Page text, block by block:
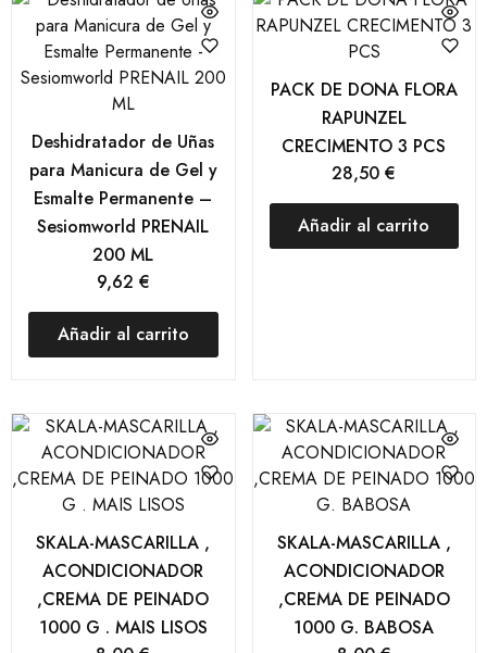
Deshidratador de Uñas
para Manicura de Gel y
Esmalte Permanente –
Sesiomworld PRENAIL
200 ML
9,62 €
Añadir al carrito
PACK DE DONA FLORA
RAPUNZEL
CRECIMENTO 3 PCS
28,50€
Añadir al carrito
SKALA-MASCARILLA ,
ACONDICIONADOR
,CREMA DE PEINADO
1000 G . MAIS LISOS
SKALA-MASCARILLA ,
ACONDICIONADOR
,CREMA DE PEINADO
1000 G. BABOSA